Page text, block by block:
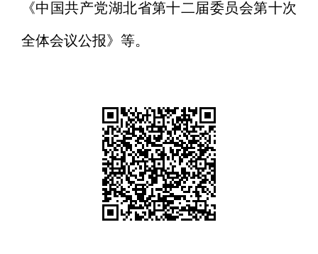
《中国共产党湖北省第十二届委员会第十次
全体会议公报》等。